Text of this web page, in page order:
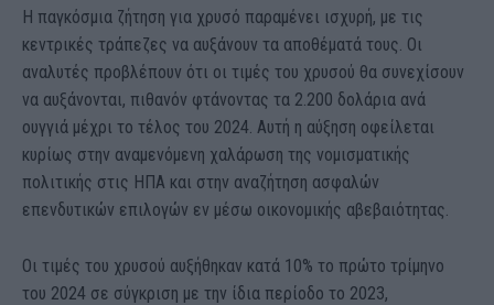
Η παγκόσμια ζήτηση για χρυσό παραμένει ισχυρή, με τις
κεντρικές τράπεζες να αυξάνουν τα αποθέματά τους. Οι
αναλυτές προβλέπουν ότι οι τιμές του χρυσού θα συνεχίσουν
να αυξάνονται, πιθανόν φτάνοντας τα 2.200 δολάρια ανά
ουγγιά μέχρι το τέλος του 2024. Αυτή η αύξηση οφείλεται
κυρίως στην αναμενόμενη χαλάρωση της νομισματικής
πολιτικής στις ΗΠΑ και στην αναζήτηση ασφαλών
επενδυτικών επιλογών εν μέσω οικονομικής αβεβαιότητας.
Οι τιμές του χρυσού αυξήθηκαν κατά 10% το πρώτο τρίμηνο
του 2024 σε σύγκριση με την ίδια περίοδο το 2023,